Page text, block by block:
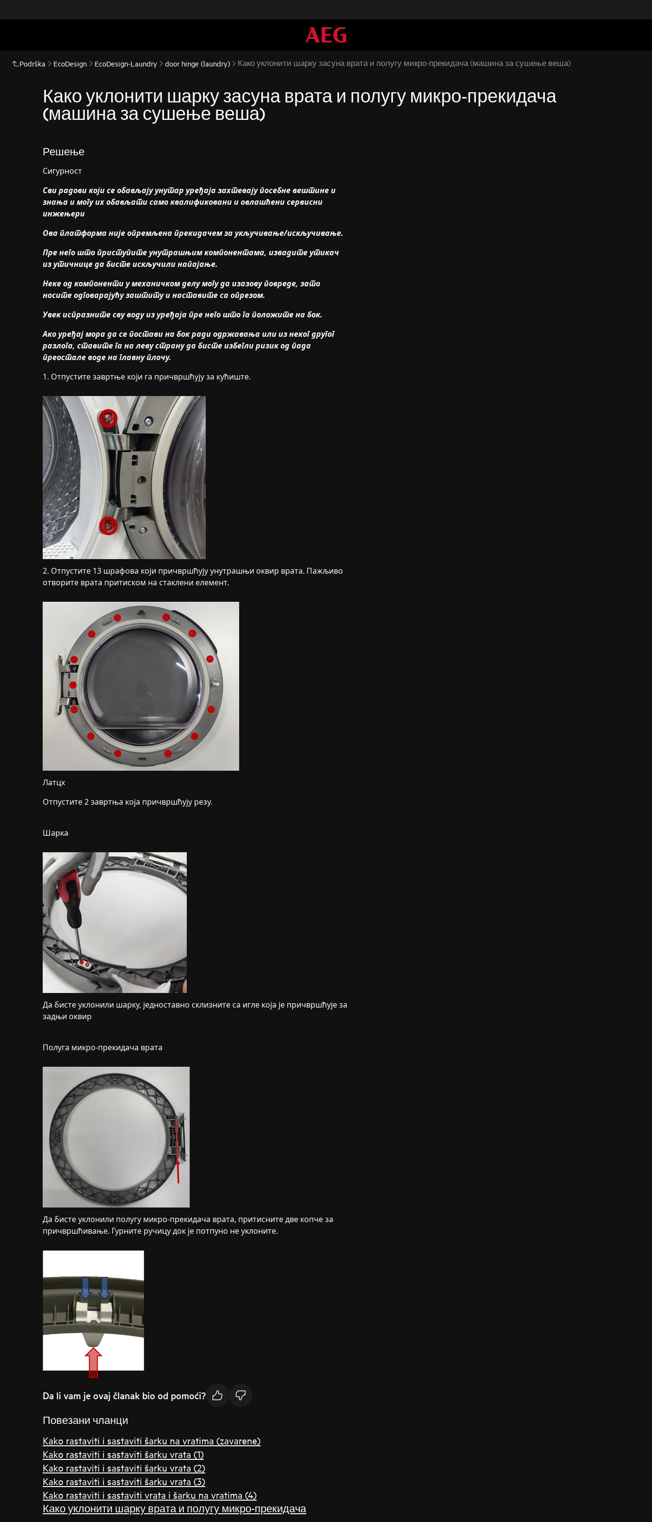
Podrška EcoDesign EcoDesign-Laundry door hinge (laundry) Како уклонити шарку засуна врата и полугу микро-прекидача (машина за сушење веша)
Како уклонити шарку засуна врата и полугу микро-прекидача
(машина за сушење веша)
Решење
Сигурност
Сви радови који се обављају унутар уређаја захтевају посебне вештине и
знања и могу их обављати само квалификовани и овлашћени сервисни
инжењери
Ова платформа није опремљена прекидачем за укључивање/искључивање.
Пре него што приступите унутрашњим компонентама, извадите утикач
из утичнице да бисте искључили напајање.
Неке од компоненти у механичком делу могу да изазову повреде, зато
носите одговарајућу заштиту и наставите са опрезом.
Увек испразните сву воду из уређаја пре него што га положите на бок.
Ако уређај мора да се постави на бок ради одржавања или из неког другог
разлога, ставите га на леву страну да бисте избегли ризик од пада
преостале воде на главну плочу.
1. Отпустите завртње који га причвршћују за кућиште.
2. Отпустите 13 шрафова који причвршћују унутрашњи оквир врата. Пажљиво
отворите врата притиском на стаклени елемент.
Латцх
Отпустите 2 завртња која причвршћују резу.
Шарка
Да бисте уклонили шарку, једноставно склизните са игле која је причвршћује за
задњи оквир
Полуга микро-прекидача врата
Да бисте уклонили полугу микро-прекидача врата, притисните две копче за
причвршћивање. Гурните ручицу док је потпуно не уклоните.
Da li vam je ovaj članak bio od pomoći?
Повезани чланци
Kako rastaviti i sastaviti šarku na vratima (zavarene)
Kako rastaviti i sastaviti šarku vrata (1)
Kako rastaviti i sastaviti šarku vrata (2)
Kako rastaviti i sastaviti šarku vrata (3)
Kako rastaviti i sastaviti vrata i šarku na vratima (4)
Како уклонити шарку врата и полугу микро-прекидача